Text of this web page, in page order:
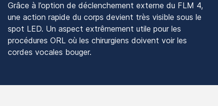
Grâce à l’option de déclenchement externe du FLM 4,
une action rapide du corps devient très visible sous le
spot LED. Un aspect extrêmement utile pour les
procédures ORL où les chirurgiens doivent voir les
cordes vocales bouger.